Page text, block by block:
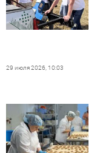
29 июля 2026, 10:03